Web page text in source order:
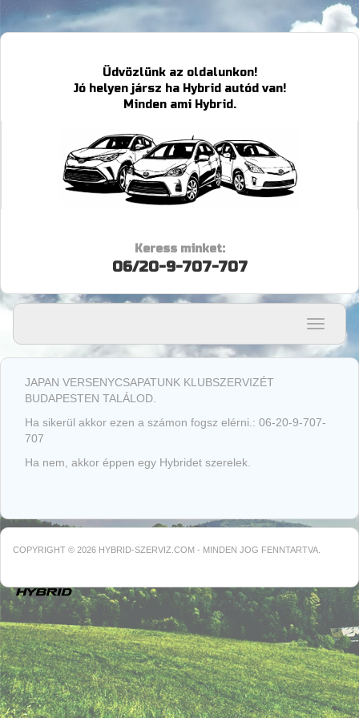
Üdvözlünk az oldalunkon!
Jó helyen jársz ha Hybrid autód van!
Minden ami Hybrid.
Keress minket:
06/20-9-707-707
Menü
JAPAN VERSENYCSAPATUNK KLUBSZERVIZÉT
BUDAPESTEN TALÁLOD.
Ha sikerül akkor ezen a számon fogsz elérni.: 06-20-9-707-
707
Ha nem, akkor éppen egy Hybridet szerelek.
COPYRIGHT © 2026 HYBRID-SZERVIZ.COM - MINDEN JOG FENNTARTVA.